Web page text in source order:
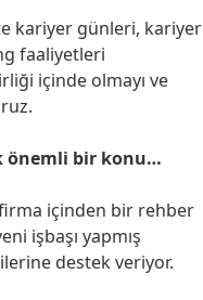
kariyer günleri, kariyer
faaliyetleri
içinde olmayı ve
önemli bir konu…
içinden bir rehber
işbaşı yapmış
destek veriyor.